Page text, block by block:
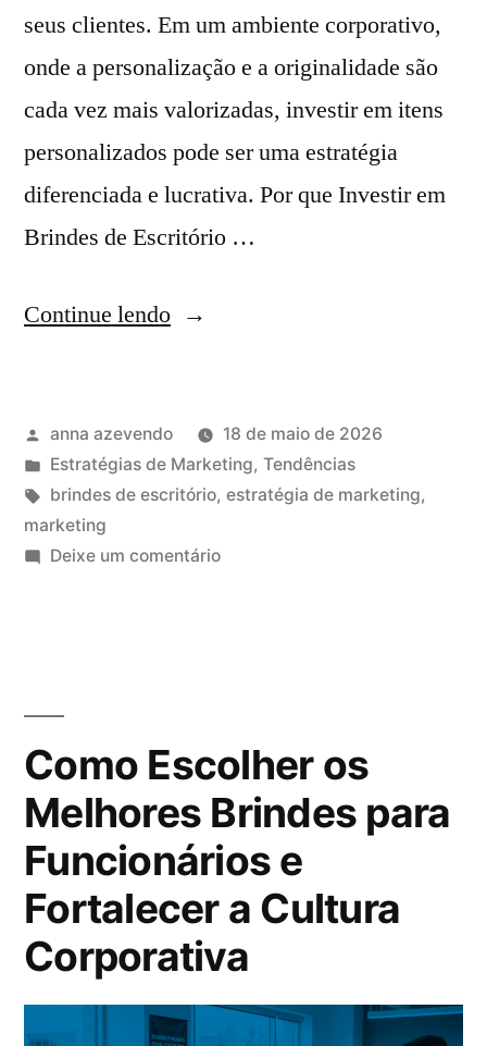
seus clientes. Em um ambiente corporativo,
onde a personalização e a originalidade são
cada vez mais valorizadas, investir em itens
personalizados pode ser uma estratégia
diferenciada e lucrativa. Por que Investir em
Brindes de Escritório …
Continue lendo
anna azevendo
18 de maio de 2026
Estratégias de Marketing, Tendências
brindes de escritório, estratégia de marketing,
marketing
Deixe um comentário
Como Escolher os
Melhores Brindes para
Funcionários e
Fortalecer a Cultura
Corporativa